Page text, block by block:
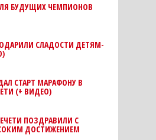
БУДУЩИХ ЧЕМПИОНОВ
СЛАДОСТИ ДЕТЯМ-
СТАРТ МАРАФОНУ В
(+ ВИДЕО)
ПОЗДРАВИЛИ С
ДОСТИЖЕНИЕМ